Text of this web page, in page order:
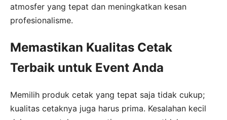
atmosfer yang tepat dan meningkatkan kesan
profesionalisme.
Memastikan Kualitas Cetak
Terbaik untuk Event Anda
Memilih produk cetak yang tepat saja tidak cukup;
kualitas cetaknya juga harus prima. Kesalahan kecil